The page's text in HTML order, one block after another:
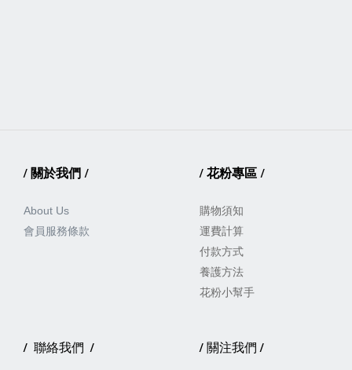
/關於我們/
About Us
會員服務條款
/花粉專區/
購物須知
運費計算
付款方式
養護方法
花粉小幫手
/ 聯絡我們 / / 關注我們 /